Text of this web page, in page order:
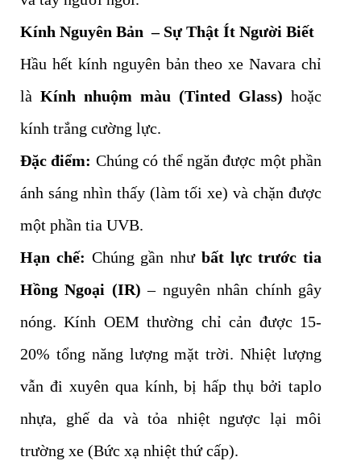
Kính Nguyên Bản – Sự Thật Ít Người Biết
Hầu hết kính nguyên bản theo xe Navara chỉ
là Kính nhuộm màu (Tinted Glass) hoặc
kính trắng cường lực.
Đặc điểm: Chúng có thể ngăn được một phần
ánh sáng nhìn thấy (làm tối xe) và chặn được
một phần tia UVB.
Hạn chế: Chúng gần như bất lực trước tia
Hồng Ngoại (IR) – nguyên nhân chính gây
nóng. Kính OEM thường chỉ cản được 15-
20% tổng năng lượng mặt trời. Nhiệt lượng
vẫn đi xuyên qua kính, bị hấp thụ bởi taplo
nhựa, ghế da và tỏa nhiệt ngược lại môi
trường xe (Bức xạ nhiệt thứ cấp).